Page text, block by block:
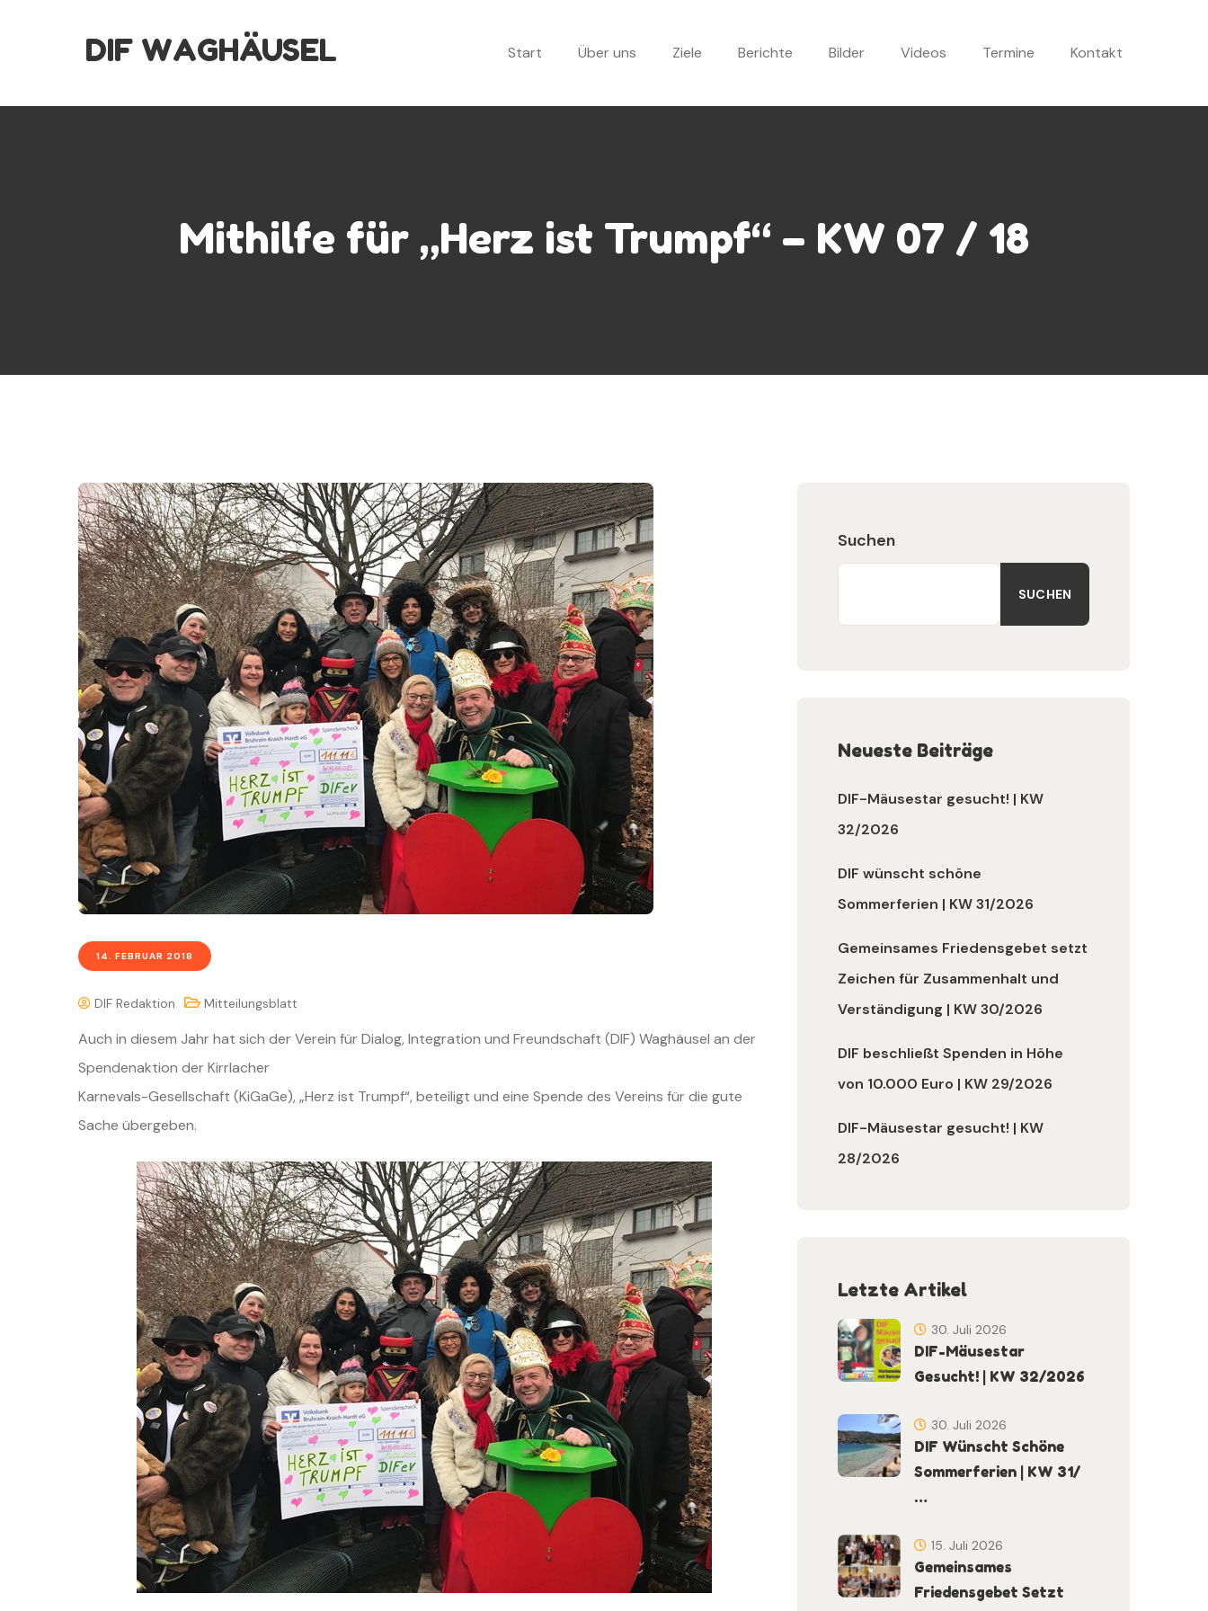
DIF WAGHÄUSEL Start Über uns Ziele Berichte Bilder Videos Termine Kontakt
Mithilfe für „Herz ist Trumpf“ – KW 07 / 18
14. FEBRUAR 2018
DIF Redaktion Mitteilungsblatt
Auch in diesem Jahr hat sich der Verein für Dialog, Integration und Freundschaft (DIF) Waghäusel an der
Spendenaktion der Kirrlacher
Karnevals-Gesellschaft (KiGaGe), „Herz ist Trumpf“, beteiligt und eine Spende des Vereins für die gute
Sache übergeben.
Suchen
SUCHEN
Neueste Beiträge
DIF-Mäusestar gesucht! | KW
32/2026
DIF wünscht schöne
Sommerferien | KW 31/2026
Gemeinsames Friedensgebet setzt
Zeichen für Zusammenhalt und
Verständigung | KW 30/2026
DIF beschließt Spenden in Höhe
von 10.000 Euro | KW 29/2026
DIF-Mäusestar gesucht! | KW
28/2026
Letzte Artikel
DIF-Mäusestar
Gesucht! | KW 32/2026
30. Juli 2026
DIF Wünscht Schöne
Sommerferien | KW 31/
…
30. Juli 2026
Gemeinsames
Friedensgebet Setzt
15. Juli 2026